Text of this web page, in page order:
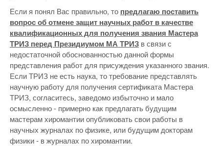
Если я понял Вас правильно, то предлагаю поставить
вопрос об отмене защит научных работ в качестве
квалификационных для получения звания Мастера
ТРИЗ перед Президиумом МА ТРИЗ в связи с
недостаточной обоснованностью данной формы
представления работ для присуждения указанного звания.
Если ТРИЗ не есть наука, то требование представлять
научную работу для получения сертификата Мастера
ТРИЗ, согласитесь, заведомо избыточно и мало
осмысленно - примерно как предлагать будущим
мастерам хиромантии опубликовать свои работы в
научных журналах по физике, или будущим докторам
физики - в журналах по хиромантии.